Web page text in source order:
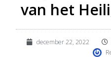
van het
december 22, 2022